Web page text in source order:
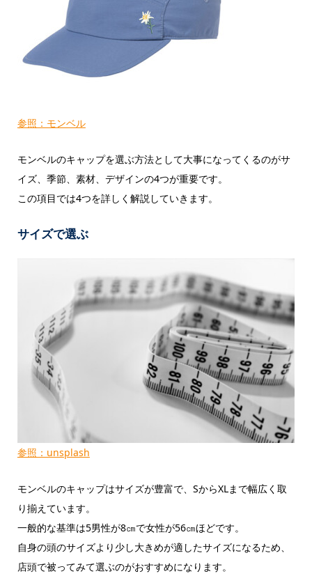
参照：モンベル
モンベルのキャップを選ぶ方法として大事になってくるのがサ
イズ、季節、素材、デザインの4つが重要です。
この項目では4つを詳しく解説していきます。
サイズで選ぶ
参照：unsplash
モンベルのキャップはサイズが豊富で、SからXLまで幅広く取
り揃えています。
一般的な基準は5男性が8㎝で女性が56㎝ほどです。
自身の頭のサイズより少し大きめが適したサイズになるため、
店頭で被ってみて選ぶのがおすすめになります。